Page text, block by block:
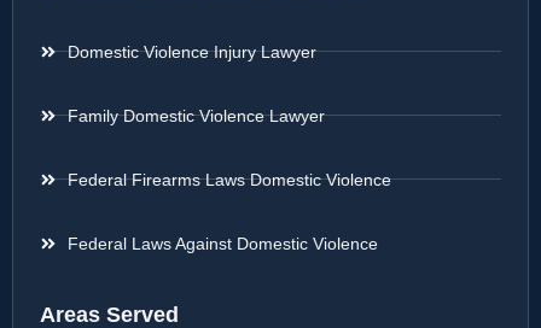
Domestic Violence Injury Lawyer
Family Domestic Violence Lawyer
Federal Firearms Laws Domestic Violence
Federal Laws Against Domestic Violence
Areas Served